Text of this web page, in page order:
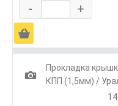
- +
Ä
1
Прокладка
КПП (1,5мм) /